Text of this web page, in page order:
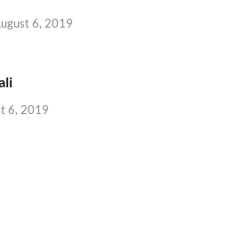
6, 2019
6, 2019